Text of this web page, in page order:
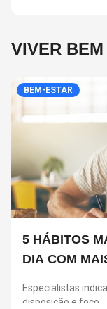
VIVER BEM
BEM-ESTAR
5 HÁBITOS
DIA COM
Especialistas
disposição e foco